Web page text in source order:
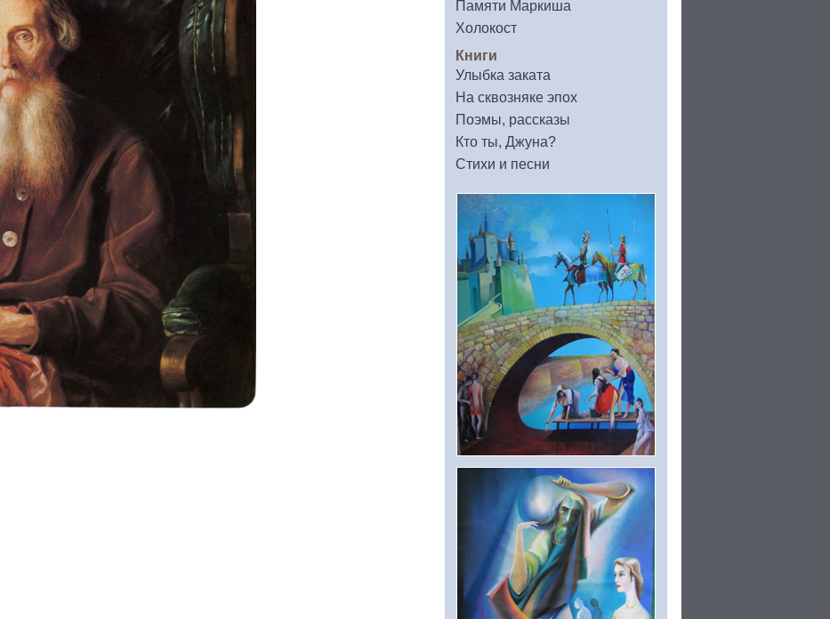
Памяти Маркиша
Холокост
Книги
Улыбка заката
На сквозняке эпох
Поэмы, рассказы
Кто ты, Джуна?
Стихи и песни